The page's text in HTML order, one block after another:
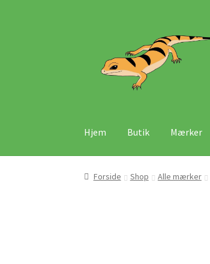
navigation
indhold
Hjem Butik Mærker
Forside Shop Alle mærker